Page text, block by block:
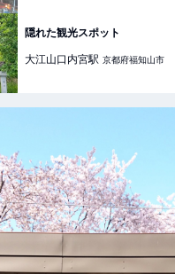
隠れた観光スポット
大江山口内宮駅 京都府福知山市